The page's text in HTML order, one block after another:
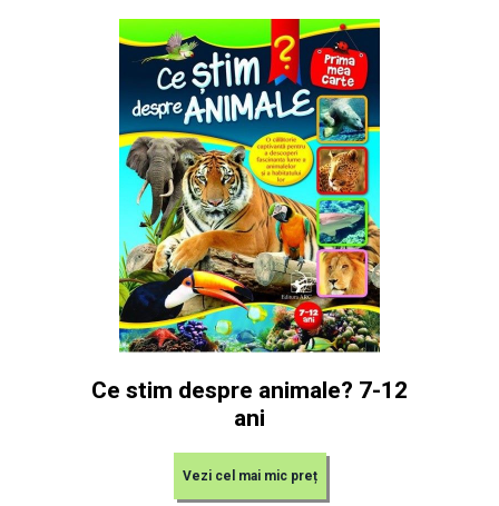
Ce stim despre animale? 7-12
ani
Vezi cel mai mic preț